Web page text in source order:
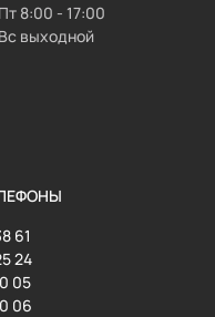
8:00 - 17:00
выходной
61
24
05
06